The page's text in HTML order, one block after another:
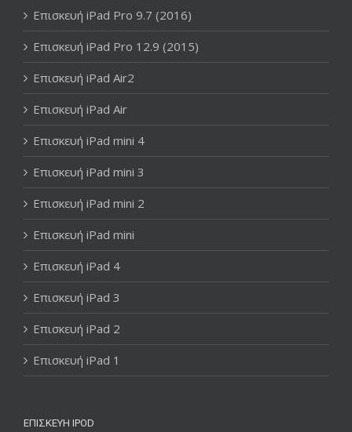
Επισκευή iPad Pro 9.7 (2016)
Επισκευή iPad Pro 12.9 (2015)
Επισκευή iPad Air2
Επισκευή iPad Air
Επισκευή iPad mini 4
Επισκευή iPad mini 3
Επισκευή iPad mini 2
Επισκευή iPad mini
Επισκευή iPad 4
Επισκευή iPad 3
Επισκευή iPad 2
Επισκευή iPad 1
ΕΠΙΣΚΕΥΉ IPOD